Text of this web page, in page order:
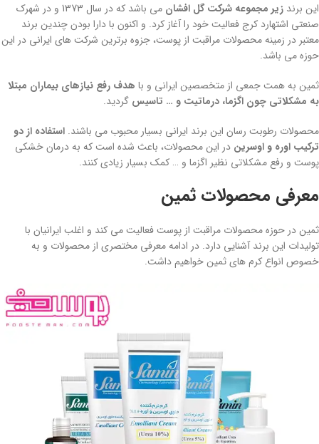
این برند زیر مجموعه شرکت گل افشان
می باشد که در سال 1373 و در شهرک
صنعتی اشتهارد کرج فعالیت خود را آغاز کرد. و اکنون با دارا بودن چندین برند
معتبر در زمینه محصولات مراقبت از پوست، جزوه برترین شرکت های ایرانی در این
حوزه می باشد.
ثمین به همت جمعی از متخصصین ایرانی و با هدف رفع نیازهای بیماران مبتلا
به مشکلاتی چون اگزما، درماتیت و … تاسیس گردید.
محصولات رطوبت رسان این برند ایرانی بسیار محبوب می باشند. استفاده از دو
ترکیب اوره و اوسرین در این محصولات، باعث شده است که به درمان خشکی
پوست و رفع مشکلاتی نظیر اگزما و … کمک بسیار زیادی کنند.
معرفی محصولات ثمین
ثمین در حوزه محصولات مراقبت از پوست فعالیت می کند و اغلب ایرانیان با
تولیدات این برند آشنایی دارد. در ادامه معرفی مختصری از محصولات و به
خصوص انواع کرم های ثمین خواهیم داشت.